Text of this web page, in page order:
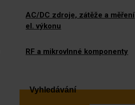
AC/DC zdroje, zátěže a měření
el. výkonu
RF a mikrovlnné komponenty
Vyhledávání